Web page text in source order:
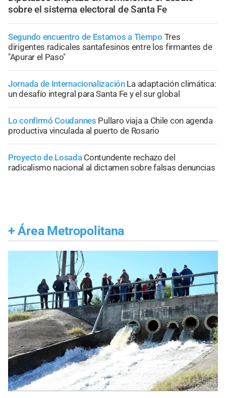
sobre el sistema electoral de Santa Fe
Segundo encuentro de Estamos a Tiempo Tres
dirigentes radicales santafesinos entre los firmantes de
"Apurar el Paso"
Jornada de Internacionalización La adaptación climática:
un desafío integral para Santa Fe y el sur global
Lo confirmó Coudannes Pullaro viaja a Chile con agenda
productiva vinculada al puerto de Rosario
Proyecto de Losada Contundente rechazo del
radicalismo nacional al dictamen sobre falsas denuncias
+ Área Metropolitana